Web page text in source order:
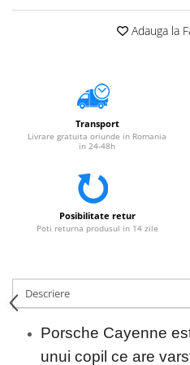
Adauga la
Transport
Livrare gratuita oriunde in Romania
in 24-48h
Posibilitate retur
Poti returna produsul in 14 zile
Descriere
Porsche Cayenne
unui copil ce are